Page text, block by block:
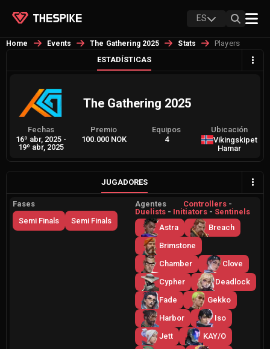
ES
Home Events The Gathering 2025 Stats
Players
ESTADÍSTICAS
The Gathering 2025
Fechas
16º abr, 2025 -
19º abr, 2025
Premio
100.000 NOK
Equipos
4
Ubicación
Vikingskipet
Hamar
JUGADORES
Fases
Semi Finals
Semi Finals
Agentes Controllers -
Duelists - Initiators - Sentinels
Astra
Breach
Brimstone
Chamber
Clove
Cypher
Deadlock
Fade
Gekko
Harbor
Iso
Jett
KAY/O